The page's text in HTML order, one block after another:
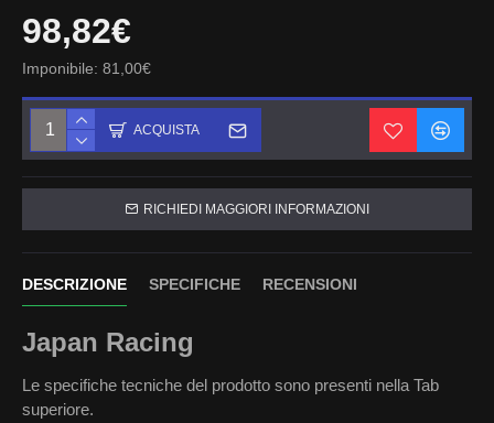
98,82€
Imponibile: 81,00€
ACQUISTA
RICHIEDI MAGGIORI INFORMAZIONI
DESCRIZIONE SPECIFICHE RECENSIONI
Japan Racing
Le specifiche tecniche del prodotto sono presenti nella Tab
superiore.